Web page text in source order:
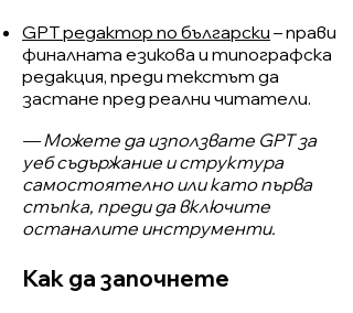
GPT редактор по български – прави
финалната езикова и типографска
редакция, преди текстът да
застане пред реални читатели.
— Можете да използвате GPT за
уеб съдържание и структура
самостоятелно или като първа
стъпка, преди да включите
останалите инструменти.
Как да започнете